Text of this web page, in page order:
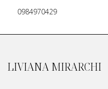
0984970429
LIVIANA MIRARCHI